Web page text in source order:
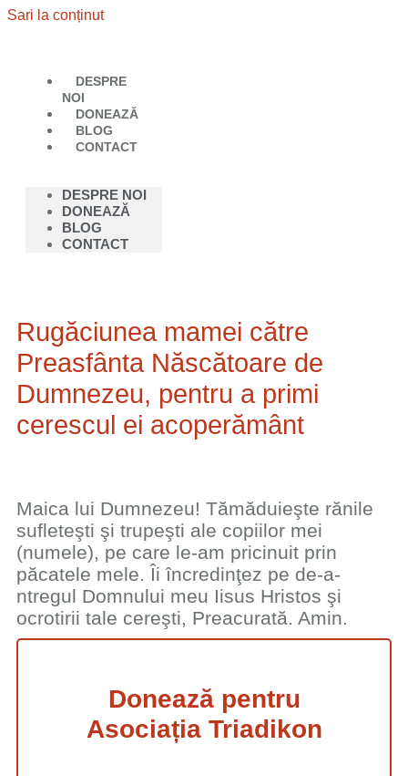
Sari la conținut
DESPRE
NOI
DONEAZĂ
BLOG
CONTACT
DESPRE NOI
DONEAZĂ
BLOG
CONTACT
Rugăciunea mamei către
Preasfânta Născătoare de
Dumnezeu, pentru a primi
cerescul ei acoperământ
Maica lui Dumnezeu! Tămăduieşte rănile
sufleteşti şi trupeşti ale copiilor mei
(numele), pe care le-am pricinuit prin
păcatele mele. Îi încredinţez pe de-a-
ntregul Domnului meu Iisus Hristos şi
ocrotirii tale cereşti, Preacurată. Amin.
Donează pentru
Asociația Triadikon